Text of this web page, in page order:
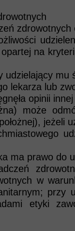
na
udzielający mu
lekarza lub
opinii
może
jeżeli
ma prawo do
w
przy
etyki